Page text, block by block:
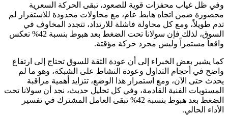
وفي ظل غياب محفزات قوية للصعود، تبقى الحركة السعرية
محصورة ضمن اتجاه هابط عام، مع محاولات محدودة للاستقرار لم
تدم طويلاً، ومع كل محاولة فاشلة للارتداد، تتجدد المخاوف في
السوق، لذلك فإن سولانا تحت الضغط بعد هبوط بنسبة 42% تعكس
واقعاً مستمراً وليس مجرد حركة مؤقتة.
كما يشير بعض الخبراء إلى أن عودة الثقة للسوق تحتاج إلى ارتفاع
واضح في أحجام التداول وعودة النشاط على الشبكة، وهو ما لم
يحدث حتى الآن، ومع استمرار هذا الوضع، تتزايد أهمية مراقبة
المستويات الفنية القادمة، وفي كل تحليل حديث، نجد أن سولانا تحت
الضغط بعد هبوط بنسبة 42% تبقى العامل المشترك في تفسير
الأداء الحالي.